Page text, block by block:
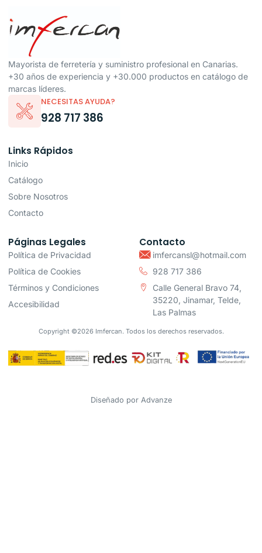
Mayorista de ferretería y suministro profesional en Canarias.
+30 años de experiencia y +30.000 productos en catálogo de
marcas líderes.
NECESITAS AYUDA?
928 717 386
Links Rápidos
Inicio
Catálogo
Sobre Nosotros
Contacto
Páginas Legales
Política de Privacidad
Política de Cookies
Términos y Condiciones
Accesibilidad
Contacto
imfercansl@hotmail.com
928 717 386
Calle General Bravo 74,
35220, Jinamar, Telde,
Las Palmas
Copyright ©2026 Imfercan. Todos los derechos reservados.
Diseñado por Advanze